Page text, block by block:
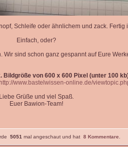
Schleife oder ähnlichem und zack. Fertig
Einfach, oder?
Wir sind schon ganz gespannt auf Eure
Bildgröße von 600 x 600 Pixel (unter 100
http://www.bastelwissen-online.de/
Liebe Grüße und viel Spaß.
Euer Bawion-Team!
5051 mal angeschaut und hat 8 Kommentare